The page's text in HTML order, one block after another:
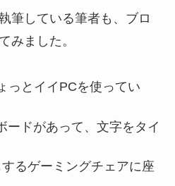
筆している筆者も、ブロ
みました。
っとイイPCを使ってい
ードがあって、文字をタイ
るゲーミングチェアに座